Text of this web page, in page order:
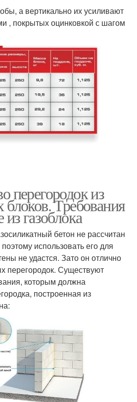
а вертикально их усиливают
, покрытых оцинковкой с шагом
перегородок из
блоков. Требования
из газоблока
бетон не рассчитан
использовать его для
не удастся. Зато он отлично
перегородок. Существуют
которым должна
построенная из